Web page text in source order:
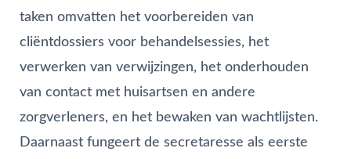
taken omvatten het voorbereiden van
cliëntdossiers voor behandelsessies, het
verwerken van verwijzingen, het onderhouden
van contact met huisartsen en andere
zorgverleners, en het bewaken van wachtlijsten.
Daarnaast fungeert de secretaresse als eerste